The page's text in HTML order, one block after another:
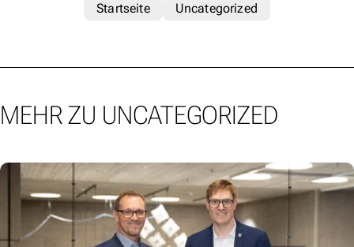
Startseite
Uncategorized
MEHR ZU UNCATEGORIZED